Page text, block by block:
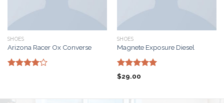
SHOES
Arizona Racer Ox Converse
SHOES
Magnete Exposure Diesel
Valorado
con
$29.00